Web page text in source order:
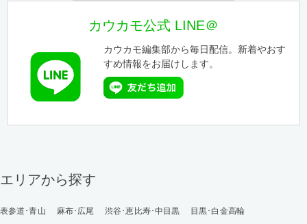
カウカモ公式 LINE＠
カウカモ編集部から毎日配信。新着やおす
すめ情報をお届けします。
エリアから探す
表参道･青山 麻布･広尾 渋谷･恵比寿･中目黒
目黒･白金高輪